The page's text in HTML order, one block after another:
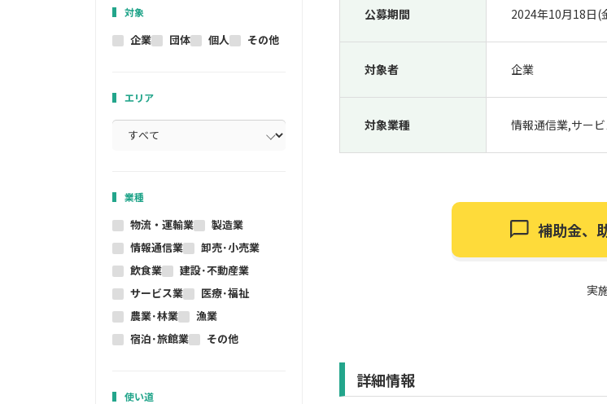
対象
企業 団体 個人 その他
エリア
業種
物流・運輸業
製造業
情報通信業
卸売･小売業
飲食業
建設･不動産業
サービス業
医療･福祉
農業･林業
漁業
宿泊･旅館業
その他
使い道
公募期間 2024年10月18日(
対象者 企業
対象業種 情報通信業,サー
補助金、
実
詳細情報